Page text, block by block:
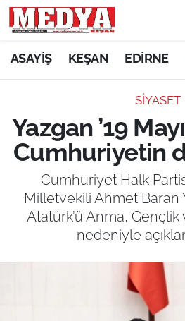
ASAYİŞ KEŞAN EDİRNE
SİYASET
Yazgan ’19
Cumhuriyetin
Cumhuriyet Halk
Milletvekili Ahmet Baran
Atatürk’ü Anma, Gençlik
nedeniyle
KEŞAN
ASAYİŞ
SİYASET
GÜNDEM
EKONOMİ